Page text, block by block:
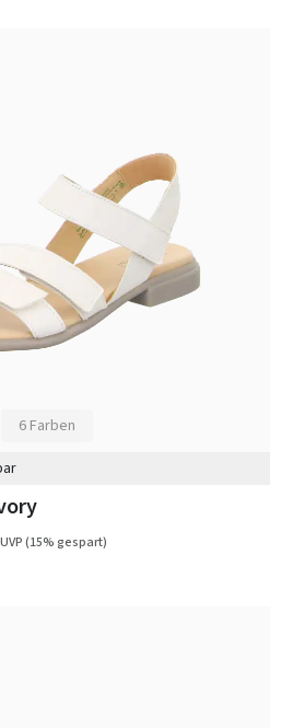
6 Farben
(15% gespart)